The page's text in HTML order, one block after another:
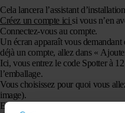
Cela lancera l’assistant d’installation
Créez un compte ici si vous n’en
Connectez-vous au compte.
Un écran apparaît vous
déjà un compte, allez dans «
Ici, vous entrez le code Spotter à
l’emballage.
Vous choisissez pour quoi vous
image).
Entrez le nom du Spotter (par